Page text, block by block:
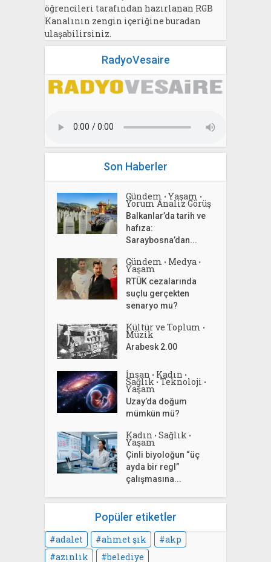
öğrencileri tarafından hazırlanan RGB
Kanalının zengin içeriğine buradan
ulaşabilirsiniz.
RadyoVesaire
Son Haberler
Gündem • Yaşam •
Yorum Analiz Görüş
Balkanlar’da tarih ve
hafıza:
Saraybosna’dan...
Gündem • Medya •
Yaşam
RTÜK cezalarında
suçlu gerçekten
senaryo mu?
Kültür ve Toplum •
Müzik
Arabesk 2.00
İnsan • Kadın •
Sağlık • Teknoloji •
Yaşam
Uzay’da doğum
mümkün mü?
Kadın • Sağlık •
Yaşam
Çinli biyoloğun “üç
ayda bir regl”
çalışmasına...
Popüler etiketler
adalet ahmet şık
akp
azınlık
belediye